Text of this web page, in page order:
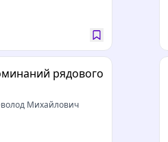
рядового
Михайлович